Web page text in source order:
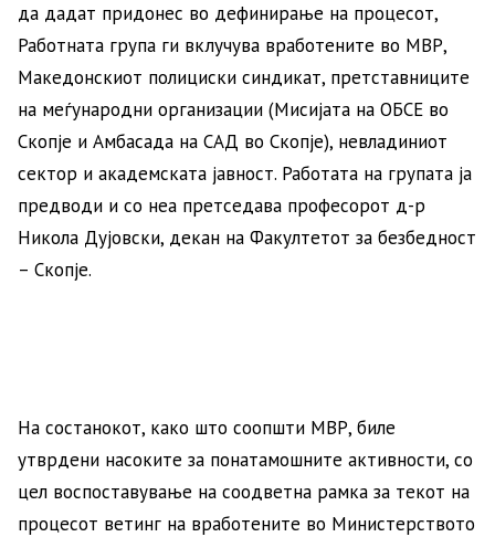
да дадат придонес во дефинирање на процесот,
Работната група ги вклучува вработените во МВР,
Македонскиот полициски синдикат, претставниците
на меѓународни организации (Мисијата на ОБСЕ во
Скопје и Амбасада на САД во Скопје), невладиниот
сектор и академската јавност. Работата на групата ја
предводи и со неа претседава професорот д-р
Никола Дујовски, декан на Факултетот за безбедност
– Скопје.
На состанокот, како што соопшти МВР, биле
утврдени насоките за понатамошните активности, со
цел воспоставување на соодветна рамка за текот на
процесот ветинг на вработените во Министерството